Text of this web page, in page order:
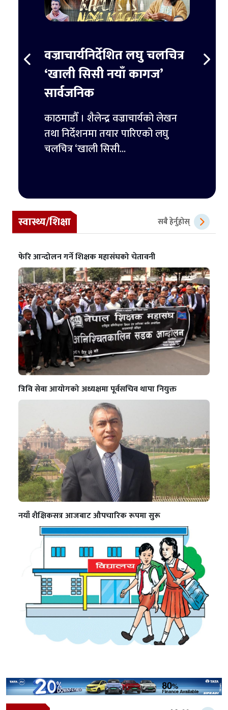
वज्राचार्यनिर्देशित लघु चलचित्र
‘खाली सिसी नयाँ कागज’
सार्वजनिक
काठमाडौँ । शैलेन्द्र वज्राचार्यको लेखन
तथा निर्देशनमा तयार पारिएको लघु
चलचित्र ‘खाली सिसी...
स्वास्थ्य/शिक्षा सबै हेर्नुहोस्
फेरि आन्दोलन गर्ने शिक्षक महासंघको चेतावनी
त्रिवि सेवा आयोगको अध्यक्षमा पूर्वसचिव थापा नियुक्त
नयाँ शैक्षिकसत्र आजबाट औपचारिक रूपमा सुरू